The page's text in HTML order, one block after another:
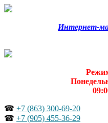
Интернет-
☎ +7 (863) 300-69-20
☎ +7 (905) 455-36-29